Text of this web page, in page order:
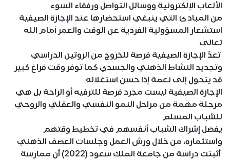
الألعاب الإلكترونية ووسائل التواصل ورفقاء السوء
من المبادئ التي ينبغي استحضارها عند الإجازة الصيفية
استشعار المسؤولية الفردية عن الوقت والعمر أمام الله
تعالى
تعدّ الإجازة الصيفية فرصة للخروج من الروتين الدراسي
وتجديد النشاط الذهني والجسدي كما توفر وقت فراغ كبير
قد يتحول إلى نعمة إذا حسن استغلاله
الإجازة الصيفية ليست مجرد فرصة للترفيه أو الراحة بل هي
مرحلة مهمة من مراحل النمو النفسي والعقلي والروحي
للشباب المسلم
يفضل إشراك الشباب أنفسهم في تخطيط وقتهم
واستثماره، من خلال ورش العمل وجلسات العصف الذهني
أثبتت دراسة من جامعة الملك سعود (2022) أن ممارسة